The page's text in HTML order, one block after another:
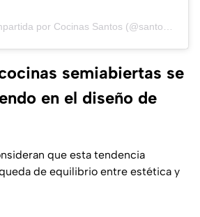
semiabiertas se
en el diseño de
que esta tendencia
de equilibrio entre estética y